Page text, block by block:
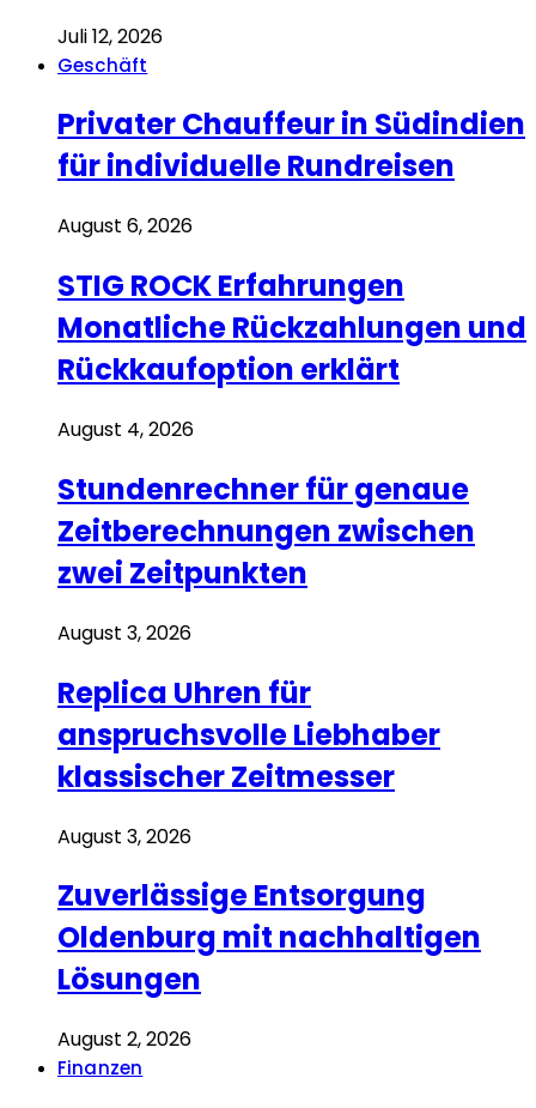
Juli 12, 2026
Geschäft
Privater Chauffeur in Südindien
für individuelle Rundreisen
August 6, 2026
STIG ROCK Erfahrungen
Monatliche Rückzahlungen und
Rückkaufoption erklärt
August 4, 2026
Stundenrechner für genaue
Zeitberechnungen zwischen
zwei Zeitpunkten
August 3, 2026
Replica Uhren für
anspruchsvolle Liebhaber
klassischer Zeitmesser
August 3, 2026
Zuverlässige Entsorgung
Oldenburg mit nachhaltigen
Lösungen
August 2, 2026
Finanzen